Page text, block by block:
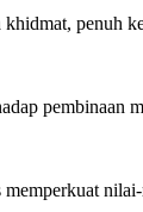
penuh
pembinaan